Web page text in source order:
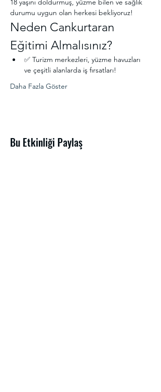
18 yaşını doldurmuş, yüzme bilen ve sağlık
durumu uygun olan herkesi bekliyoruz!
Neden Cankurtaran
Eğitimi Almalısınız?
✅ Turizm merkezleri, yüzme havuzları
ve çeşitli alanlarda iş fırsatları!
Daha Fazla Göster
Bu Etkinliği Paylaş